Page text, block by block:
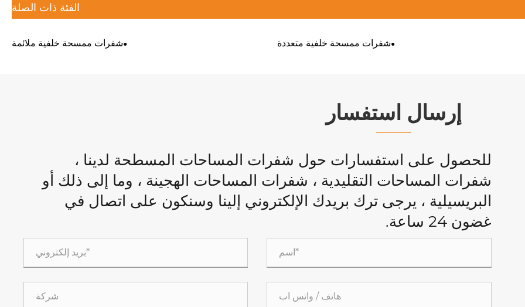
الفئة ذات الصلة
شفرات ممسحة خلفية ملائمة شفرات ممسحة خلفية متعددة
إرسال استفسار
للحصول على استفسارات حول شفرات المساحات المسطحة لدينا ،
شفرات المساحات التقليدية ، شفرات المساحات الهجينة ، وما إلى ذلك أو
البريسيلية ، يرجى ترك بريدك الإلكتروني إلينا وسنكون على اتصال في
غضون 24 ساعة.